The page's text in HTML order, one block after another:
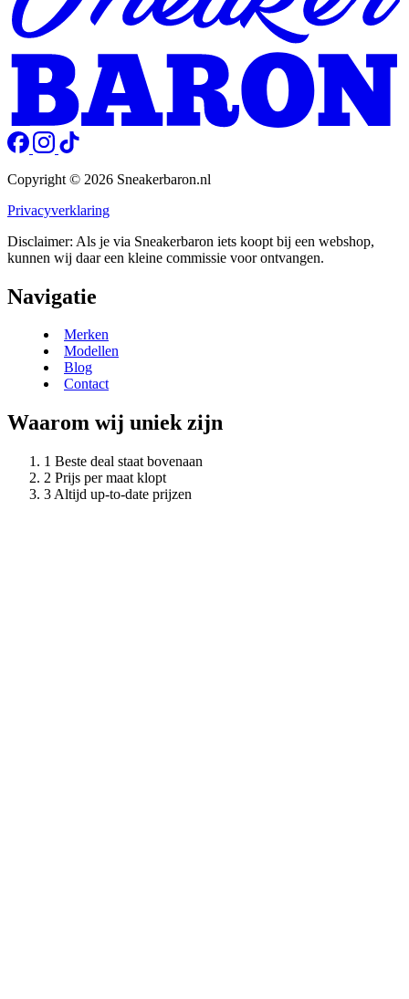
Copyright © 2026 Sneakerbaron.nl
Privacyverklaring
Disclaimer: Als je via Sneakerbaron iets koopt bij een webshop,
kunnen wij daar een kleine commissie voor ontvangen.
Navigatie
Merken
Modellen
Blog
Contact
Waarom wij uniek zijn
Beste deal staat bovenaan
Prijs per maat klopt
Altijd up-to-date prijzen